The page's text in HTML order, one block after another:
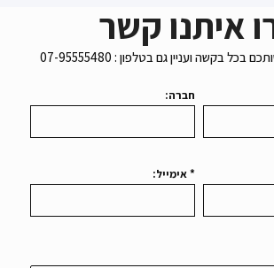
איתנו קשר
בקשה ועניין גם בטלפון : 07-95555480
חברה:
* אימייל: